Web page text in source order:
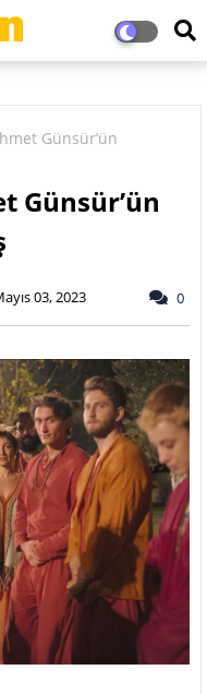
Günsür’ün
Günsür’ün
03, 2023 0